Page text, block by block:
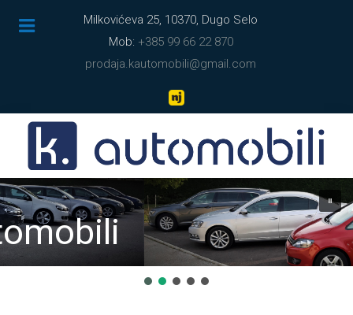
Milkovićeva 25, 10370, Dugo Selo
Mob: +385 99 66 22 870
prodaja.kautomobili@gmail.com